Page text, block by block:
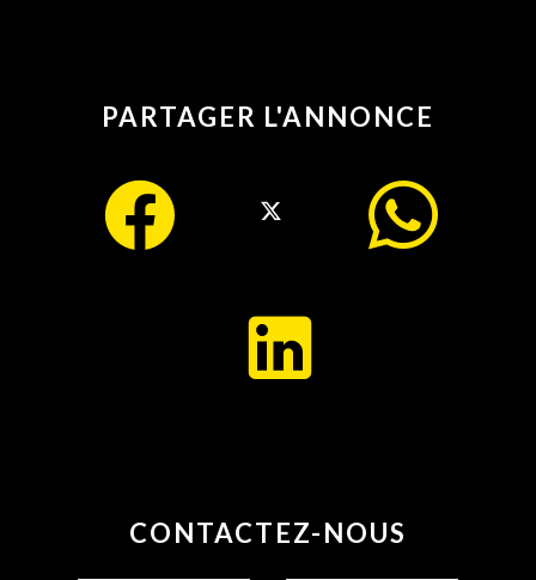
PARTAGER L'ANNONCE
CONTACTEZ-NOUS